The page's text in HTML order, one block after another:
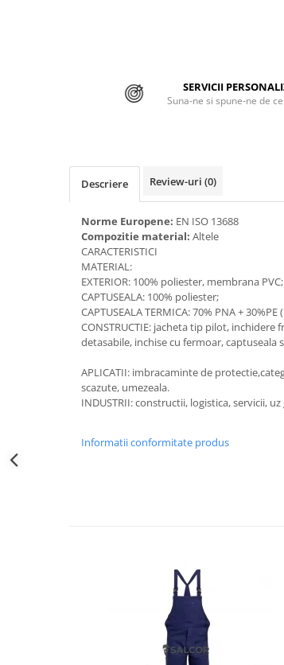
Mijloace de legatura
Opritoare de cadere
Puncte de ancorare
Sisteme de acces in canale
Pantofi de protectie
Bocanci de protectie
SERVICII
Suna-ne si spune-ne de
Descriere Review-uri (0)
Norme Europene: EN ISO 13688
Compozitie material: Altele
CARACTERISTICI
MATERIAL:
EXTERIOR: 100% poliester, membrana PVC;
CAPTUSEALA: 100% poliester;
CAPTUSEALA TERMICA: 70% PNA +
CONSTRUCTIE: jacheta tip pilot,
detasabile, inchise cu fermoar, captuseala
APLICATII: imbracaminte de
scazute, umezeala.
INDUSTRII: constructii, logistica, servicii, uz
Informatii conformitate produs